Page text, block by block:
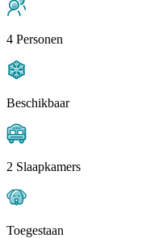
4 Personen
Beschikbaar
2 Slaapkamers
Toegestaan